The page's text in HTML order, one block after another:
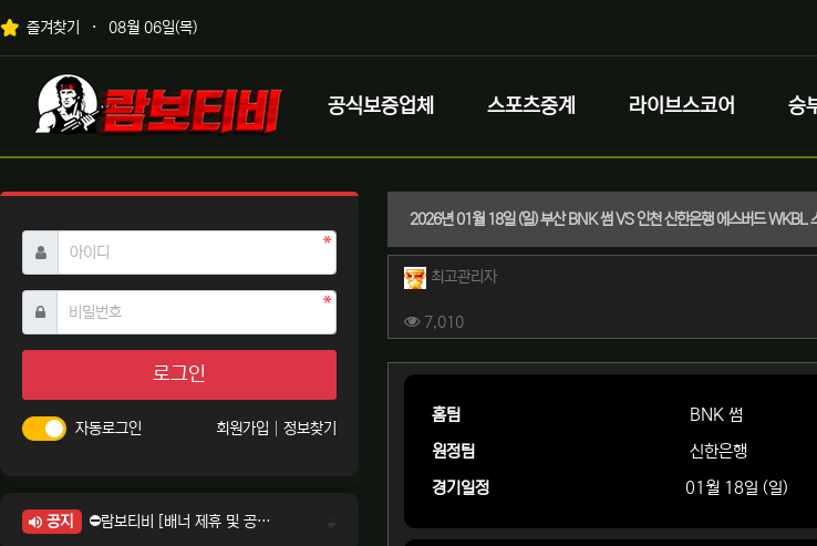
상단 네비
즐겨찾기 08월 06일(목)
메인 메뉴
로고
공식보증업체 스포츠중계 라이브스코어 승
2026년 01월 18일 (일) 부산 BNK 썸 VS 인천 신한은행 에스버드 WKBL
작성자 정보
최고관리자작성
컨텐츠 정보
7,010조회
본문
홈팀
BNK 썸
원정팀
신한은행
경기일정
01월 18일 (일)
아이디 필수
비밀번호필수
로그인
자동로그인 회원가입 정보찾기
공지
⛔람보티비 [배너 제휴 및 공식 입점 문의 안내]